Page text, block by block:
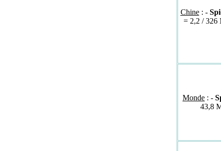
Chine: -
= 2,2 / 326
Monde : -
43,8